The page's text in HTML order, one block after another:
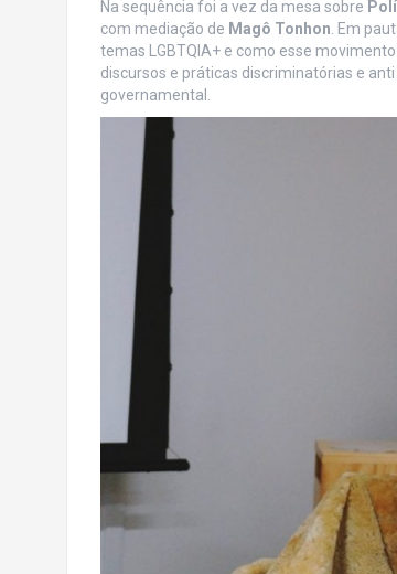
Na sequência foi a vez da mesa sobre
com mediação de Magô Tonhon . Em
temas LGBTQIA+ e como esse
discursos e práticas discriminatórias e
governamental.